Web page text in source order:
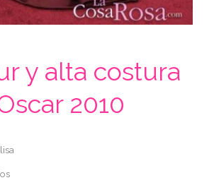
y alta costura
2010